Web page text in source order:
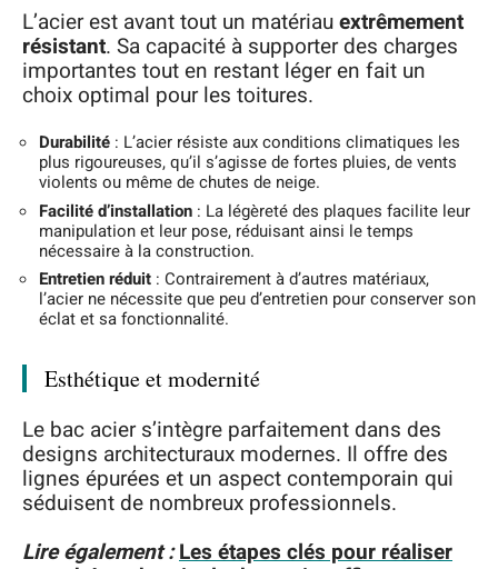
L’acier est avant tout un matériauextrêmement
résistant. Sa capacité à supporter des charges
importantes tout en restant léger en fait un
choix optimal pour les toitures.
Durabilité : L’acier résiste aux conditions climatiques les
plus rigoureuses, qu’il s’agisse de fortes pluies, de vents
violents ou même de chutes de neige.
Facilité d’installation : La légèreté des plaques facilite leur
manipulation et leur pose, réduisant ainsi le temps
nécessaire à la construction.
Entretien réduit : Contrairement à d’autres matériaux,
l’acier ne nécessite que peu d’entretien pour conserver son
éclat et sa fonctionnalité.
Esthétique et modernité
Le bac acier s’intègre parfaitement dans des
designs architecturaux modernes. Il offre des
lignes épurées et un aspect contemporain qui
séduisent de nombreux professionnels.
Lire également :Les étapes clés pour réaliser